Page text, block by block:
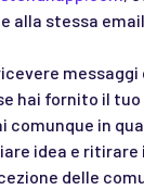
alla stessa
messaggi
hai fornito il tuo
comunque in
idea e ritirare
delle